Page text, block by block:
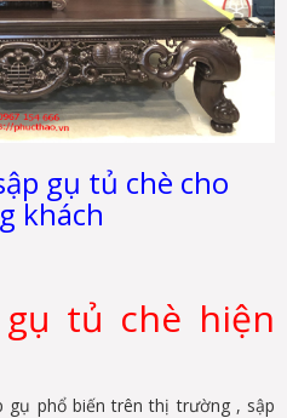
gụ tủ chè cho
khách
tủ chè hiện
gụ phổ biến trên thị trường , sập